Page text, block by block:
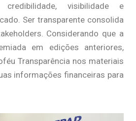
visibilidade e
Ser transparente consolida
Considerando que a
em edições anteriores,
Transparência nos materiais
informações financeiras para